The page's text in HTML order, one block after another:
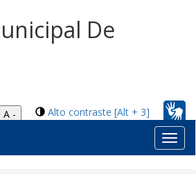
De
Alto contraste [Alt + 3]
A -